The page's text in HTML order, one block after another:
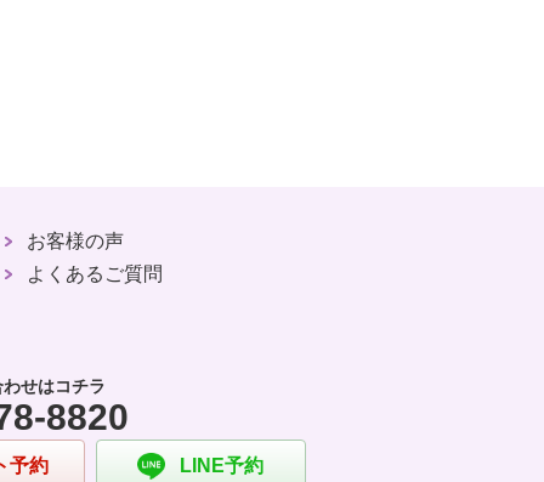
お客様の声
よくあるご質問
せはコチラ
8820
予約 LINE予約